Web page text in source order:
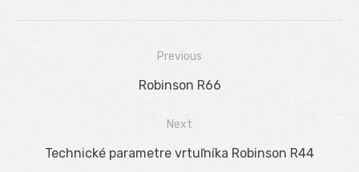
Previous
Previous
Robinson R66
Next
Next
Technické parametre vrtuľníka Robinson R44